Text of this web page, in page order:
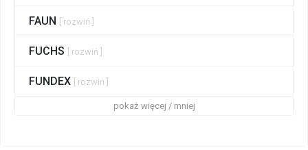
FAUN [ rozwiń ]
FUCHS [ rozwiń ]
FUNDEX [ rozwiń ]
pokaż więcej / mniej